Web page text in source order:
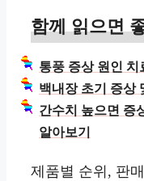
함께 읽으면
통풍 증상 원인
백내장 초기 증상
간수치 높으면 증
알아보기
제품별 순위, 판